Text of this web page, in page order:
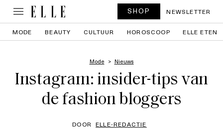
SHOP NEWSLETTER
MODE BEAUTY CULTUUR HOROSCOOP ELLE ETEN
Mode Nieuws
Instagram: insider-tips van
de fashion bloggers
DOOR ELLE-REDACTIE